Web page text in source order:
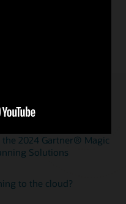
the 2024 Gartner® Magic
Solutions
to the cloud?